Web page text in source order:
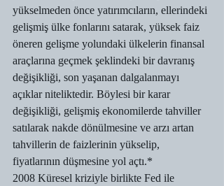
yükselmeden önce yatırımcıların, ellerindeki
gelişmiş ülke fonlarını satarak, yüksek faiz
öneren gelişme yolundaki ülkelerin finansal
araçlarına geçmek şeklindeki bir davranış
değişikliği, son yaşanan dalgalanmayı
açıklar niteliktedir. Böylesi bir karar
değişikliği, gelişmiş ekonomilerde tahviller
satılarak nakde dönülmesine ve arzı artan
tahvillerin de faizlerinin yükselip,
fiyatlarının düşmesine yol açtı.*
2008 Küresel kriziyle birlikte Fed ile